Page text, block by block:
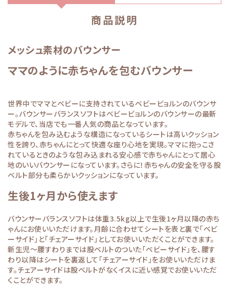
商品説明
メッシュ素材のバウンサー
ママのように赤ちゃんを包むバウンサー
世界中でママとベビーに支持されているベビービョルンのバウンサ
ー。バウンサーバランスソフトはベビービョルンのバウンサーの最新
モデルで、当店でも一番人気の商品となっています。
赤ちゃんを包み込むような構造になっているシートは高いクッション
性を誇り、赤ちゃんにとって快適な座り心地を実現。ママに抱っこさ
れているときのような包み込まれる安心感で赤ちゃんにとって居心
地のいいバウンサーになっています。さらに！赤ちゃんの安全を守る股
ベルト部分も柔らかいクッションになっています。
生後1ヶ月から使えます
バウンサーバランスソフトは体重3.5kg以上で生後1ヶ月以降の赤ち
ゃんにお使いいただけます。月齢に合わせてシートを表と裏で「ベビ
ーサイド」と「チェアーサイド」としてお使いいただくことができます。
新生児～腰すわりまでは股ベルトのついた「ベビーサイド」を、腰す
わり以降はシートを裏返して「チェアーサイド」をお使いいただけま
す。チェアーサイドは股ベルトがなくイスに近い感覚でお使いいただ
くことができます。